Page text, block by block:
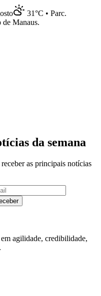
31°C • Parc.
Manaus.
da semana
as principais notícias
agilidade, credibilidade,